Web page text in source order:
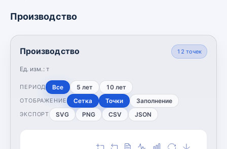
Производство
Производство
Ед. изм.: т
12 точек
ПЕРИОД Все 5 лет 10 лет
ОТОБРАЖЕНИЕ Сетка Точки Заполнение
ЭКСПОРТ SVG PNG CSV JSON